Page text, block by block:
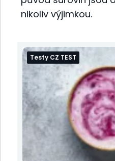
nikoliv výjimkou.
Testy CZ TEST